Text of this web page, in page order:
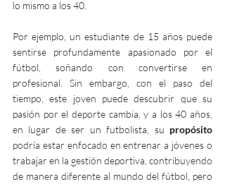
lo mismo a los 40.
Por ejemplo, un estudiante de 15 años puede
sentirse profundamente apasionado por el
fútbol, soñando con convertirse en
profesional. Sin embargo, con el paso del
tiempo, este joven puede descubrir que su
pasión por el deporte cambia, y a los 40 años,
en lugar de ser un futbolista, su propósito
podría estar enfocado en entrenar a jóvenes o
trabajar en la gestión deportiva, contribuyendo
de manera diferente al mundo del fútbol, pero